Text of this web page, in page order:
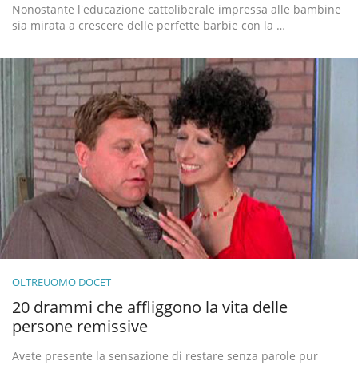
Nonostante l'educazione cattoliberale impressa alle bambine
sia mirata a crescere delle perfette barbie con la …
OLTREUOMO DOCET
20 drammi che affliggono la vita delle
persone remissive
Avete presente la sensazione di restare senza parole pur